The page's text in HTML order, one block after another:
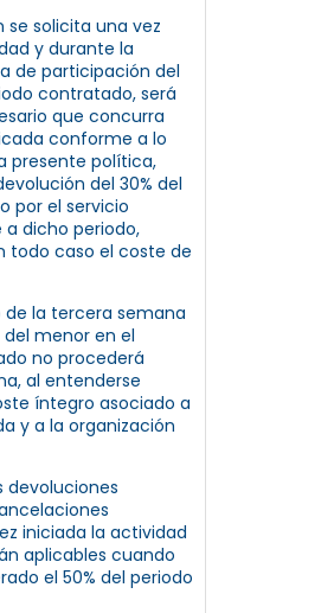
se solicita una vez
y durante la
de participación del
contratado, será
que concurra
conforme a lo
presente política,
del 30% del
por el servicio
dicho periodo,
todo caso el coste de
de la tercera semana
menor en el
no procederá
al entenderse
íntegro asociado a
y a la organización
devoluciones
iniciada la actividad
aplicables cuando
el 50% del periodo